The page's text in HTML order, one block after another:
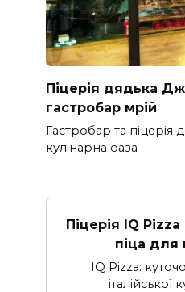
Піцерія дядька
гастробар мрій
Гастробар та піцерія
кулінарна оаза
Піцерія IQ
піца для
IQ Pizza:
італійської